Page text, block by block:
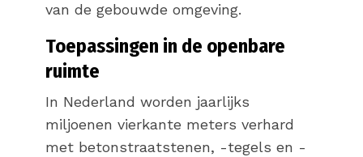
van de gebouwde omgeving.
Toepassingen in de openbare
ruimte
In Nederland worden jaarlijks
miljoenen vierkante meters verhard
met betonstraatstenen, -tegels en -